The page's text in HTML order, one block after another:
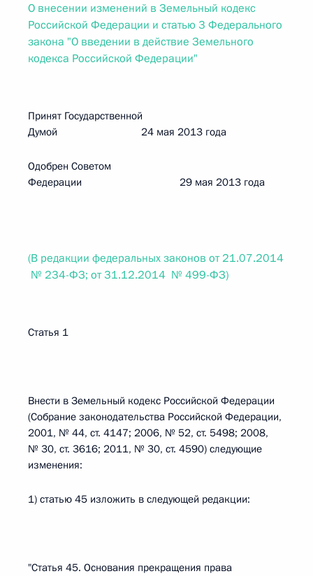
О внесении изменений в Земельный кодекс
Российской Федерации и статью 3 Федерального
закона "О введении в действие Земельного
кодекса Российской Федерации"
Принят Государственной
Думой 24 мая 2013 года
Одобрен Советом
Федерации 29 мая 2013 года
(В редакции федеральных законов от 21.07.2014
№ 234-ФЗ; от 31.12.2014 № 499-ФЗ)
Статья 1
Внести в Земельный кодекс Российской Федерации
(Собрание законодательства Российской Федерации,
2001, № 44, ст. 4147; 2006, № 52, ст. 5498; 2008,
№ 30, ст. 3616; 2011, № 30, ст. 4590) следующие
изменения:
1) статью 45 изложить в следующей редакции:
"Статья 45. Основания прекращения права